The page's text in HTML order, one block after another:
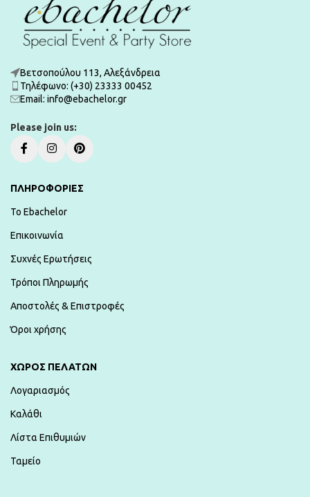
Βετσοπούλου 113, Αλεξάνδρεια
Τηλέφωνο: (+30) 23333 00452
Εmail: info@ebachelor.gr
Please join us:
ΠΛΗΡΟΦΟΡΙΕΣ
To Ebachelor
Επικοινωνία
Συχνές Ερωτήσεις
Τρόποι Πληρωμής
Αποστολές & Επιστροφές
Όροι χρήσης
ΧΏΡΟΣ ΠΕΛΑΤΏΝ
Λογαριασμός
Καλάθι
Λίστα Επιθυμιών
Ταμείο